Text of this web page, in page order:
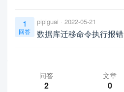
1
回答
pipiguai 2022-05-21
数据库迁移命令执行报错
问答
2
文章
0